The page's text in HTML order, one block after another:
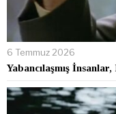
6 Temmuz 2026
Yabancılaşmış